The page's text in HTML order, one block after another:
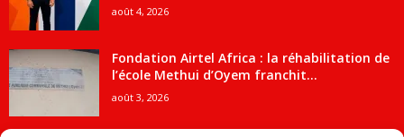
août 4, 2026
Fondation Airtel Africa : la réhabilitation de
l’école Methui d’Oyem franchit...
août 3, 2026